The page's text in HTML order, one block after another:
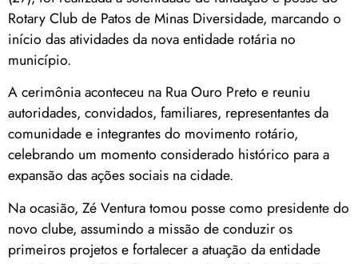
Rotary Club de Patos de Minas Diversidade, marcando o
início das atividades da nova entidade rotária no
município.
A cerimônia aconteceu na Rua Ouro Preto e reuniu
autoridades, convidados, familiares, representantes da
comunidade e integrantes do movimento rotário,
celebrando um momento considerado histórico para a
expansão das ações sociais na cidade.
Na ocasião, Zé Ventura tomou posse como presidente do
novo clube, assumindo a missão de conduzir os
primeiros projetos e fortalecer a atuação da entidade